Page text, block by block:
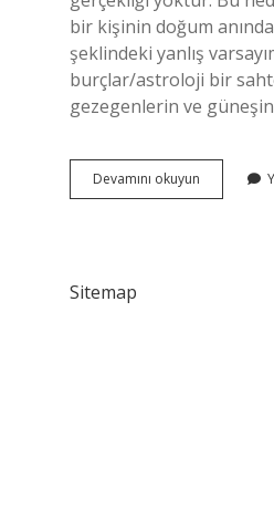
bir kişinin doğum
şeklindeki yanlış
burçlar/astroloji bir
gezegenlerin ve
Devamını okuyun Astroloji
Dinimizde
Sitemap